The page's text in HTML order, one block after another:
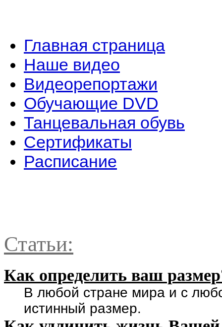
Главная страница
Наше видео
Видеорепортажи
Обучающие DVD
Танцевальная обувь
Сертификаты
Расписание
Статьи:
Как определить ваш
В любой стране мира и с
истинный размер.